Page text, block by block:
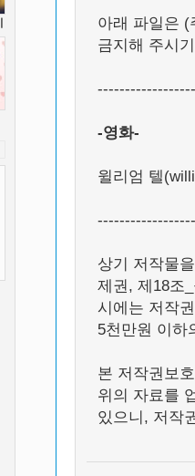
아래 파일은 (
금지해 주시
-영화-
윌리엄 텔
상기 저작물
제권, 제18조
시에는 저작
5천만원 이
본 저작권보
위의 자료를
있으니, 저작